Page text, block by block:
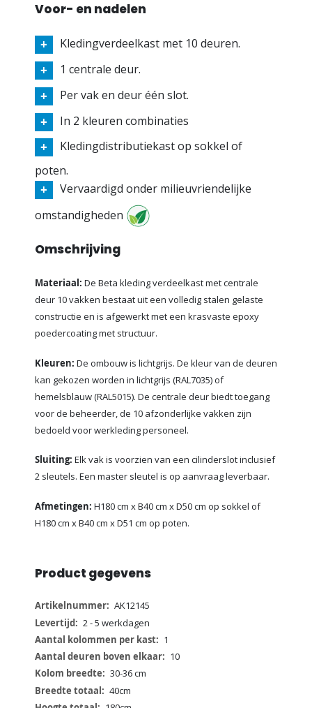
Voor- en nadelen
Kledingverdeelkast met 10 deuren.
1 centrale deur.
Per vak en deur één slot.
In 2 kleuren combinaties
Kledingdistributiekast op sokkel of
poten.
Vervaardigd onder milieuvriendelijke
omstandigheden
Omschrijving
Materiaal: De Beta kleding verdeelkast met centrale
deur 10 vakken bestaat uit een volledig stalen gelaste
constructie en is afgewerkt met een krasvaste epoxy
poedercoating met structuur.
Kleuren: De ombouw is lichtgrijs. De kleur van de deuren
kan gekozen worden in lichtgrijs (RAL7035) of
hemelsblauw (RAL5015). De centrale deur biedt toegang
voor de beheerder, de 10 afzonderlijke vakken zijn
bedoeld voor werkleding personeel.
Sluiting: Elk vak is voorzien van een cilinderslot inclusief
2 sleutels. Een master sleutel is op aanvraag leverbaar.
Afmetingen: H180 cm x B40 cm x D50 cm op sokkel of
H180 cm x B40 cm x D51 cm op poten.
Product gegevens
Meer
informatie
AK12145
2 - 5 werkdagen
1
10
30-36 cm
40cm